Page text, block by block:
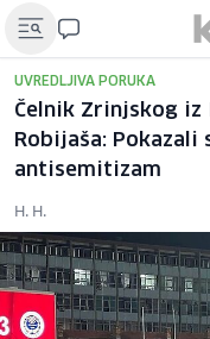
UVREDLJIVA PORUKA
Čelnik Zrinjskog iz
Robijaša:
antisemitizam
H. H.